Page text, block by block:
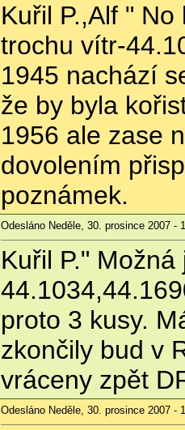
Kuřil P.,Alf "
trochu vítr-
1945 nachází
že by byla
1956 ale zase
dovolením
poznámek.
Odesláno Neděle, 30. prosince 2007 -
Kuřil P."
proto 3 kusy.
zkončily bud v
vráceny zpět
Odesláno Neděle, 30. prosince 2007 -